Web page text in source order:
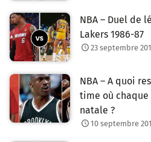
NBA – Duel de
Lakers 1986-87
23 septembre
NBA – A quoi
time où
natale ?
10 septembre